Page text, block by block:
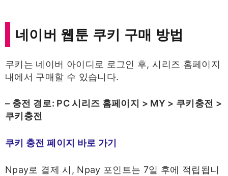
네이버 웹툰 쿠키 구매 방법
쿠키는 네이버 아이디로 로그인 후, 시리즈 홈페이지
내에서 구매할 수 있습니다.​
– 충전 경로: PC 시리즈 홈페이지 > MY > 쿠키충전 >
쿠키충전
쿠키 충전 페이지 바로 가기
Npay로 결제 시, Npay 포인트는 7일 후에 적립됩니